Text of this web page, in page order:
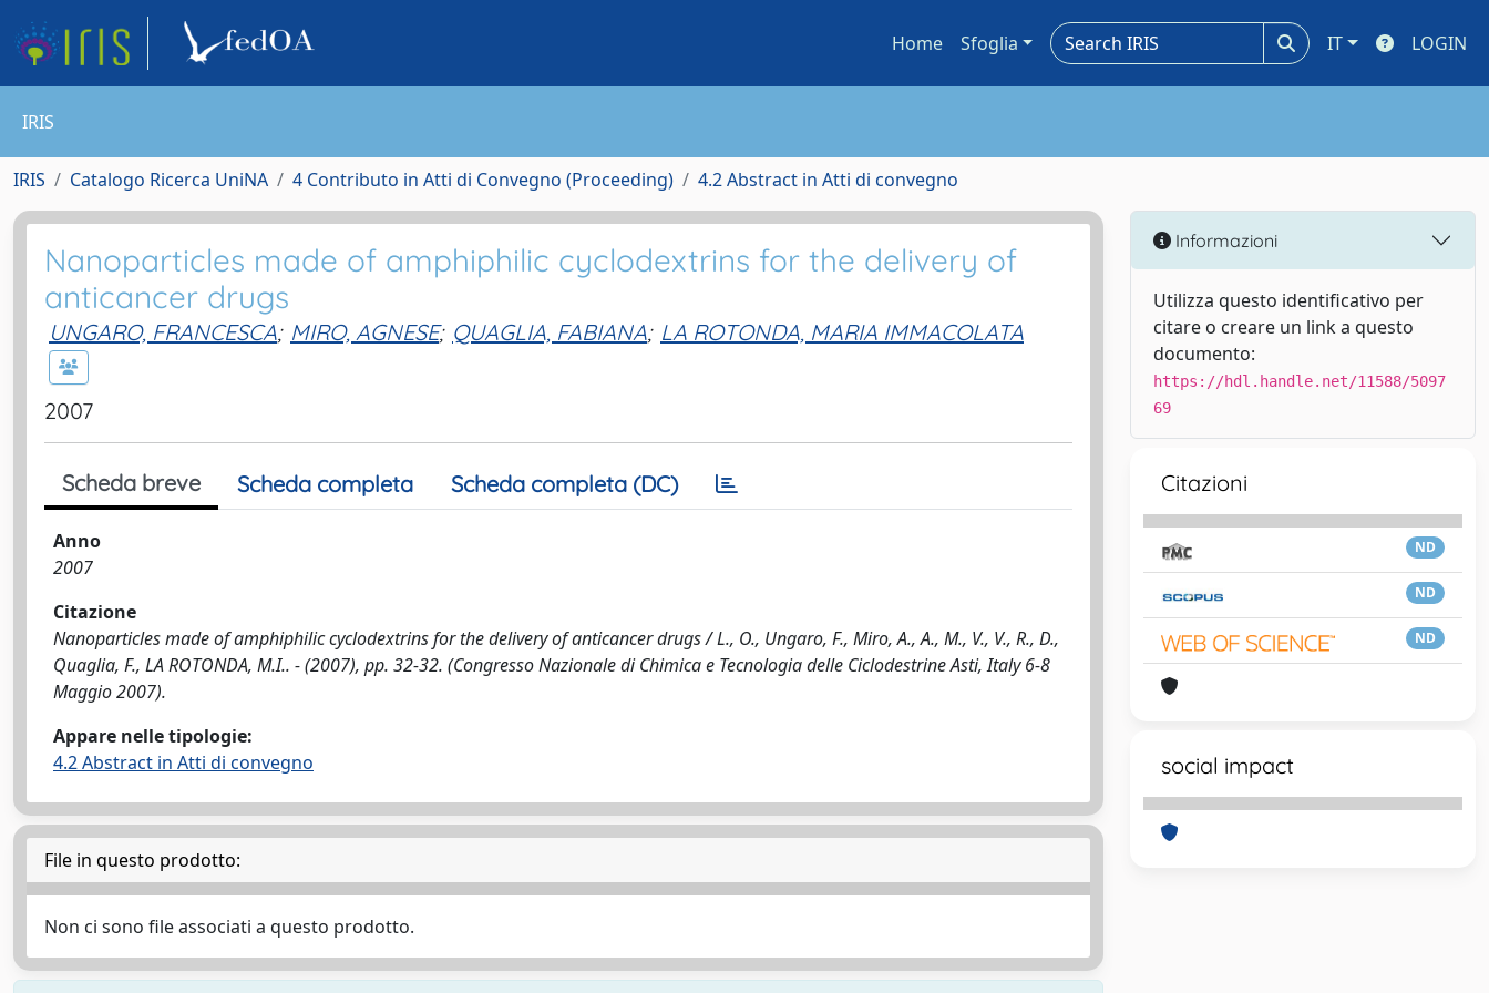
Home Sfoglia IT LOGIN
IRIS
IRIS Catalogo Ricerca UniNA 4 Contributo in Atti di Convegno (Proceeding) 4.2 Abstract in Atti di convegno
Nanoparticles made of amphiphilic cyclodextrins for the delivery of
anticancer drugs
UNGARO, FRANCESCA; MIRO, AGNESE; QUAGLIA, FABIANA; LA ROTONDA, MARIA IMMACOLATA
2007
Scheda breve Scheda completa Scheda completa (DC)
Anno
2007
Citazione
Nanoparticles made of amphiphilic cyclodextrins for the delivery of anticancer drugs / L., O., Ungaro, F., Miro, A., A., M., V., V., R., D.,
Quaglia, F., LA ROTONDA, M.I.. - (2007), pp. 32-32. (Congresso Nazionale di Chimica e Tecnologia delle Ciclodestrine Asti, Italy 6-8
Maggio 2007).
Appare nelle tipologie:
4.2 Abstract in Atti di convegno
File in questo prodotto:
Non ci sono file associati a questo prodotto.
Informazioni
Utilizza questo identificativo per
citare o creare un link a questo
documento:
https://hdl.handle.net/11588/5097
69
Citazioni
ND
ND
ND
social impact